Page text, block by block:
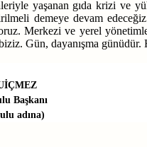
yaşanan gıda krizi ve
demeye devam
Merkezi ve yerel
Gün, dayanışma günüdür.
Başkanı
adına)